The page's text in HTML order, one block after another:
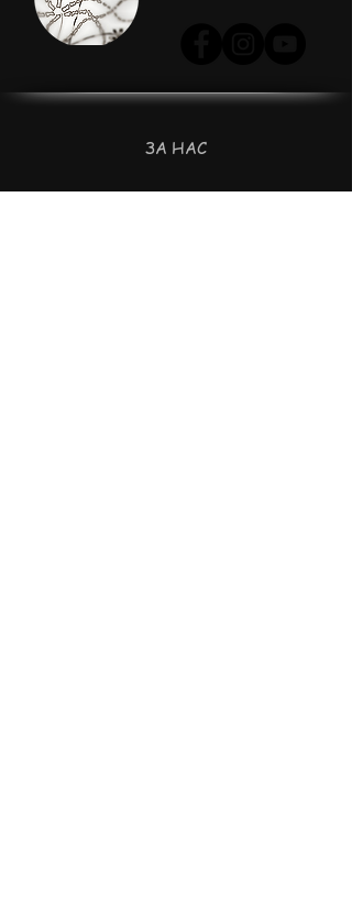
ЗА НАС